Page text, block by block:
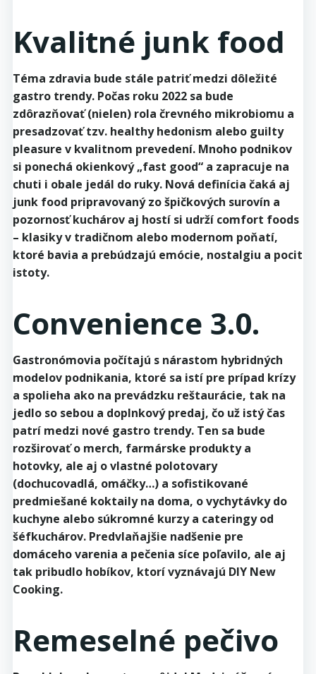
Kvalitné junk food
Téma zdravia bude stále patriť medzi dôležité
gastro trendy. Počas roku 2022 sa bude
zdôrazňovať (nielen) rola črevného mikrobiomu a
presadzovať tzv. healthy hedonism alebo guilty
pleasure v kvalitnom prevedení. Mnoho podnikov
si ponechá okienkový „fast good“ a zapracuje na
chuti i obale jedál do ruky. Nová definícia čaká aj
junk food pripravovaný zo špičkových surovín a
pozornosť kuchárov aj hostí si udrží comfort foods
– klasiky v tradičnom alebo modernom poňatí,
ktoré bavia a prebúdzajú emócie, nostalgiu a pocit
istoty.
Convenience 3.0.
Gastronómovia počítajú s nárastom hybridných
modelov podnikania, ktoré sa istí pre prípad krízy
a spolieha ako na prevádzku reštaurácie, tak na
jedlo so sebou a doplnkový predaj, čo už istý čas
patrí medzi nové gastro trendy. Ten sa bude
rozširovať o merch, farmárske produkty a
hotovky, ale aj o vlastné polotovary
(dochucovadlá, omáčky…) a sofistikované
predmiešané koktaily na doma, o vychytávky do
kuchyne alebo súkromné kurzy a cateringy od
šéfkuchárov. Predvlaňajšie nadšenie pre
domáceho varenia a pečenia síce poľavilo, ale aj
tak pribudlo hobíkov, ktorí vyznávajú DIY New
Cooking.
Remeselné pečivo